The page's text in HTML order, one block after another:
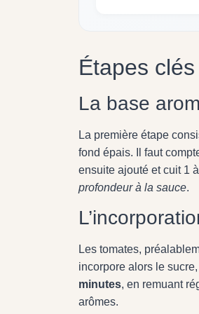
Étapes
La base
La première étape
fond épais. Il faut
ensuite ajouté et cuit 1
profondeur à la sauce.
Les tomates,
incorpore alors le
minutes, en remuant
arômes.